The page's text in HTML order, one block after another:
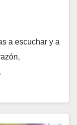
a escuchar y a